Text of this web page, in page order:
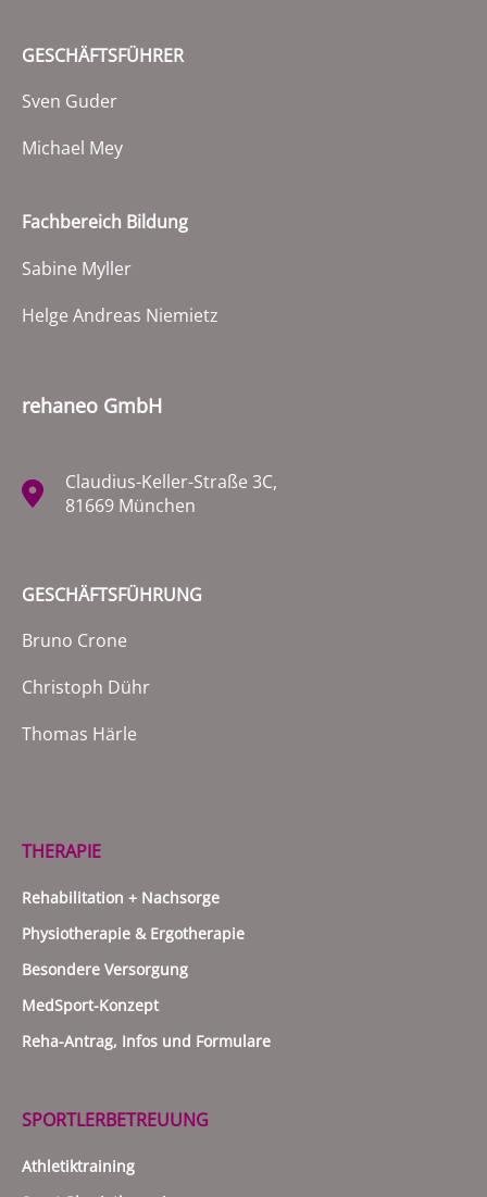
GESCHÄFTSFÜHRER
Sven Guder
Michael Mey
Fachbereich Bildung
Sabine Myller
Helge Andreas Niemietz
rehaneo GmbH
Claudius-Keller-Straße 3C,
81669 München
GESCHÄFTSFÜHRUNG
Bruno Crone
Christoph Dühr
Thomas Härle
THERAPIE
Rehabilitation + Nachsorge
Physiotherapie & Ergotherapie
Besondere Versorgung
MedSport-Konzept
Reha-Antrag, Infos und Formulare
SPORTLERBETREUUNG
Athletiktraining